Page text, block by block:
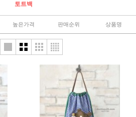
토트백
높은가격 판매순위 상품명